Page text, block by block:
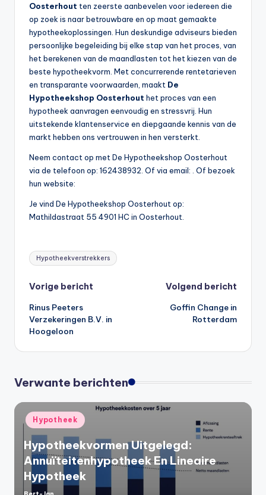
Oosterhout ten zeerste aanbevelen voor iedereen die
op zoek is naar betrouwbare en op maat gemaakte
hypotheekoplossingen. Hun deskundige adviseurs bieden
persoonlijke begeleiding bij elke stap van het proces, van
het berekenen van de maandlasten tot het kiezen van de
beste hypotheekvorm. Met concurrerende rentetarieven
en transparante voorwaarden, maakt De
Hypotheekshop Oosterhout het proces van een
hypotheek aanvragen eenvoudig en stressvrij. Hun
uitstekende klantenservice en diepgaande kennis van de
markt hebben ons vertrouwen in hen versterkt.
Neem contact op met De Hypotheekshop Oosterhout
via de telefoon op: 162438932. Of via email:
. Of bezoek
hun website:
Je vind De Hypotheekshop Oosterhout op:
Mathildastraat 55 4901 HC in Oosterhout.
Tags:
Hypotheekverstrekkers
Bericht
navigatie
Vorige bericht
Rinus Peeters
Verzekeringen B.V. in
Hoogeloon
Volgend bericht
Goffin Change in
Rotterdam
Verwante berichten
Geplaatst
in
Hypotheek
Hypotheekvormen Uitgelegd:
Annuïteitenhypotheek En Lineaire
Hypotheek